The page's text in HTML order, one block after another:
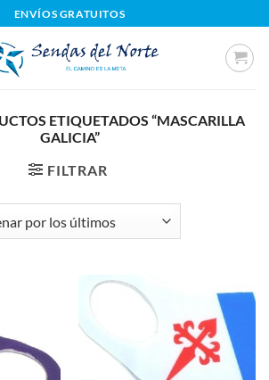
ENVÍOS GRATUITOS
ETIQUETADOS “MASCARILLA
GALICIA”
FILTRAR